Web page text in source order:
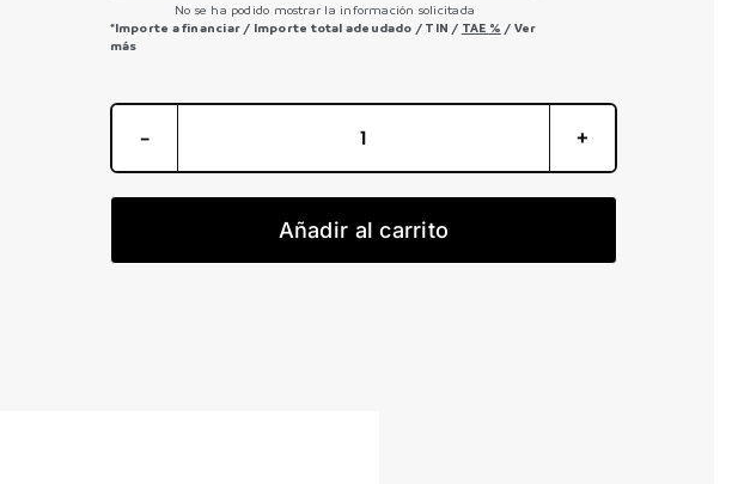
No se ha podido mostrar la información solicitada
*Importe a financiar / Importe total adeudado / TIN / TAE % / Ver
más
WILD
H30
Añadir al carrito